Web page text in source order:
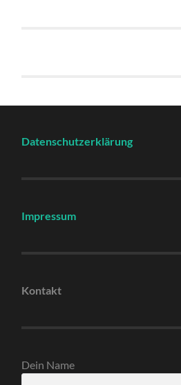
Datenschutzerklärung
Impressum
Kontakt
Dein Name